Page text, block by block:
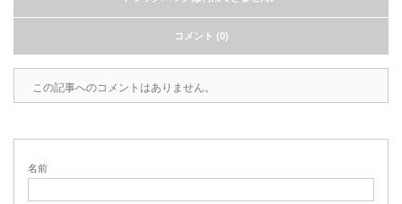
コメント (0)
この記事へのコメントはありません。
名前